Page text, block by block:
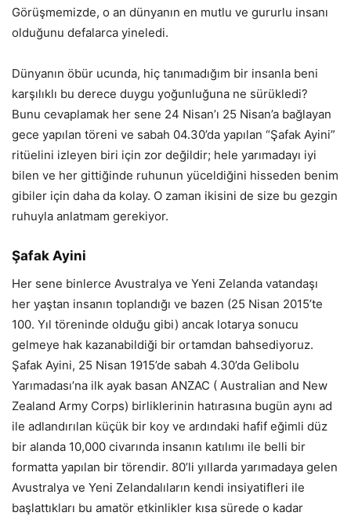
Görüşmemizde, o an dünyanın en mutlu ve gururlu insanı
olduğunu defalarca yineledi.
Dünyanın öbür ucunda, hiç tanımadığım bir insanla beni
karşılıklı bu derece duygu yoğunluğuna ne sürükledi?
Bunu cevaplamak her sene 24 Nisan’ı 25 Nisan’a bağlayan
gece yapılan töreni ve sabah 04.30’da yapılan “Şafak Ayini”
ritüelini izleyen biri için zor değildir; hele yarımadayı iyi
bilen ve her gittiğinde ruhunun yüceldiğini hisseden benim
gibiler için daha da kolay. O zaman ikisini de size bu gezgin
ruhuyla anlatmam gerekiyor.
Şafak Ayini
Her sene binlerce Avustralya ve Yeni Zelanda vatandaşı
her yaştan insanın toplandığı ve bazen (25 Nisan 2015’te
100. Yıl töreninde olduğu gibi) ancak lotarya sonucu
gelmeye hak kazanabildiği bir ortamdan bahsediyoruz.
Şafak Ayini, 25 Nisan 1915’de sabah 4.30’da Gelibolu
Yarımadası’na ilk ayak basan ANZAC ( Australian and New
Zealand Army Corps) birliklerinin hatırasına bugün aynı ad
ile adlandırılan küçük bir koy ve ardındaki hafif eğimli düz
bir alanda 10,000 civarında insanın katılımı ile belli bir
formatta yapılan bir törendir. 80’li yıllarda yarımadaya gelen
Avustralya ve Yeni Zelandalıların kendi insiyatifleri ile
başlattıkları bu amatör etkinlikler kısa sürede o kadar